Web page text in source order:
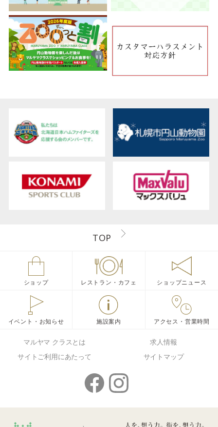
TOP
ショップ レストラン・カフェ ショップニュース
イベント・お知らせ 施設案内 アクセス・営業時間
マルヤマ クラスとは
求人情報
サイトご利用にあたって
サイトマップ